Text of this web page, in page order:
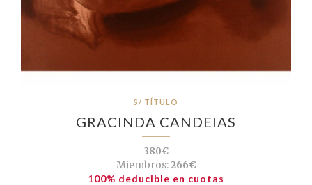
S/ TÍTULO
GRACINDA CANDEIAS
380€
Miembros:266€
100% deducible en cuotas